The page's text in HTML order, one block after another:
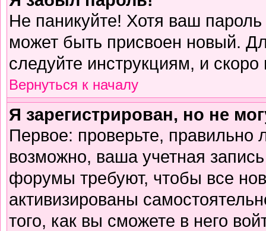
Не паникуйте! Хотя ваш
может быть присвоен новый.
следуйте инструкциям, и
Вернуться к началу
Я зарегистрирован, но не
Первое: проверьте,
возможно, ваша учетная
форумы требуют, чтобы все
активизированы
того, как вы сможете в него